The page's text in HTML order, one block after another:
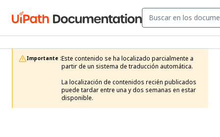
Importante :Este contenido se ha localizado parcialmente a
partir de un sistema de traducción automática.
La localización de contenidos recién publicados
puede tardar entre una y dos semanas en estar
disponible.